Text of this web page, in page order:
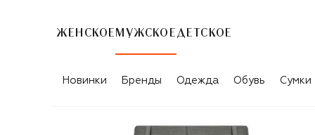
ЖЕНСКОЕ МУЖСКОЕ ДЕТСКОЕ
Новинки Бренды Одежда Обувь Сумки